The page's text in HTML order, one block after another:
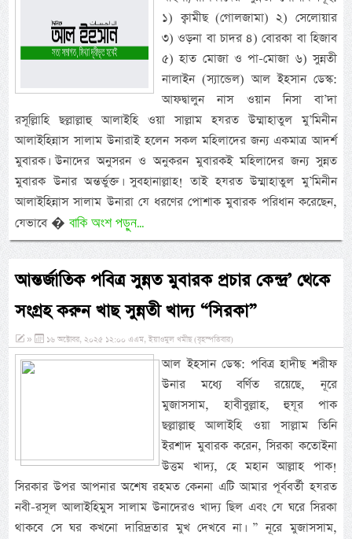
১) ক্বামীছ (গোলজামা) ২) সেলোয়ার
৩) ওড়না বা চাদর ৪) বোরকা বা হিজাব
৫) হাত মোজা ও পা-মোজা ৬) সুন্নতী
নালাইন (স্যান্ডেল) আল ইহসান ডেস্ক:
আফদ্বালুন নাস ওয়ান নিসা বা’দা
রসূল্লিাহি ছল্লাল্লাহু আলাইহি ওয়া সাল্লাম হযরত উম্মাহাতুল মু’মিনীন
আলাইহিন্নাস সালাম উনারাই হলেন সকল মহিলাদের জন্য একমাত্র আদর্শ
মুবারক। উনাদের অনুসরন ও অনুকরন মুবারকই মহিলাদের জন্য সুন্নত
মুবারক উনার অন্তর্ভুক্ত। সুবহানাল্লাহ! তাই হযরত উম্মাহাতুল মু’মিনীন
আলাইহিন্নাস সালাম উনারা যে ধরণের পোশাক মুবারক পরিধান করেছেন,
যেভাবে �বাকি অংশ পড়ুন...
আন্তর্জাতিক পবিত্র সুন্নত মুবারক প্রচার কেন্দ্র’ থেকে
সংগ্রহ করুন খাছ সুন্নতী খাদ্য “সিরকা”
» ১৬ অক্টোবর, ২০২৫ ১২:০০ এএম, ইয়াওমুল খমীছ (বৃহস্পতিবার)
আল ইহসান ডেস্ক: পবিত্র হাদীছ শরীফ
উনার মধ্যে বর্ণিত রয়েছে, নূরে
মুজাসসাম, হাবীবুল্লাহ, হুযূর পাক
ছল্লাল্লাহু আলাইহি ওয়া সাল্লাম তিনি
ইরশাদ মুবারক করেন, সিরকা কতোইনা
উত্তম খাদ্য, হে মহান আল্লাহ পাক!
সিরকার উপর আপনার অশেষ রহমত কেননা এটি আমার পূর্ববর্তী হযরত
নবী-রসূল আলাইহিমুস সালাম উনাদেরও খাদ্য ছিল এবং যে ঘরে সিরকা
থাকবে সে ঘর কখনো দারিদ্রতার মুখ দেখবে না। ” নূরে মুজাসসাম,